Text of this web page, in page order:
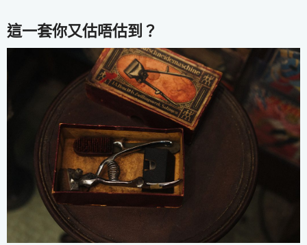
這一套你又估唔估到？